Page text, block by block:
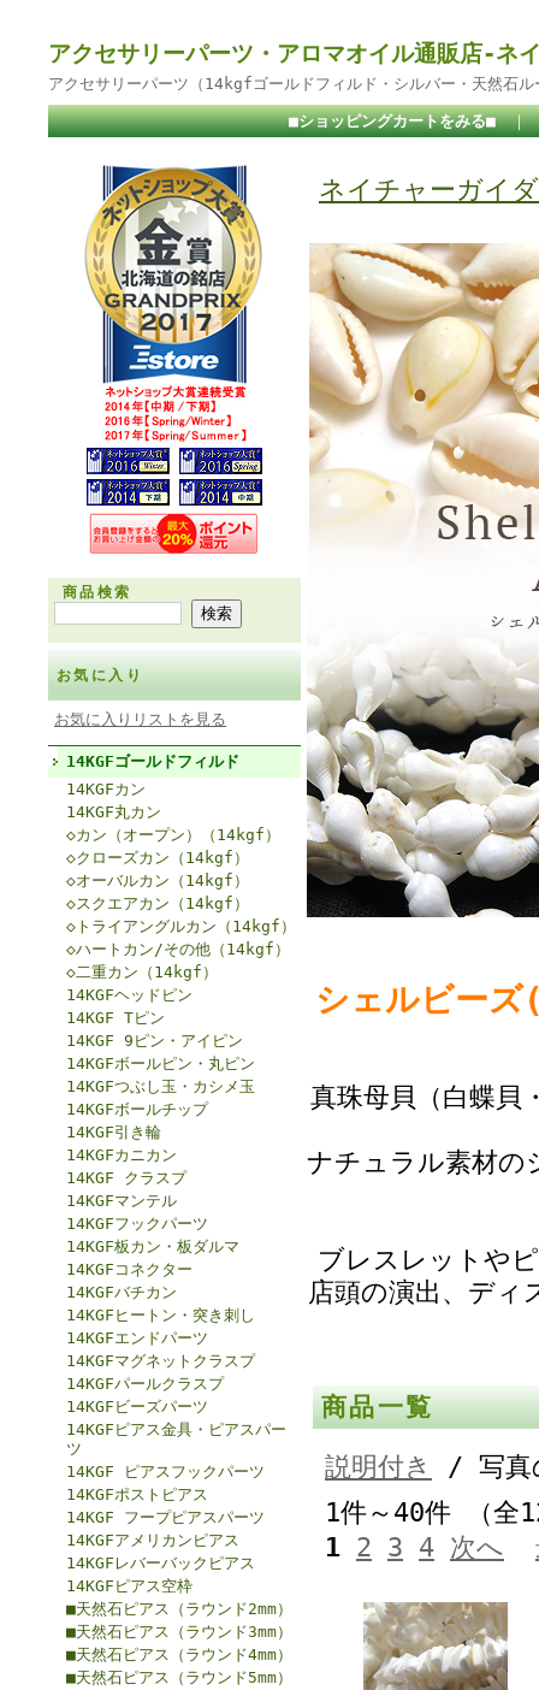
アクセサリーパーツ・アロマオイル通販店-ネ
アクセサリーパーツ（14kgfゴールドフィルド・シルバー・天然石
■ショッピングカートをみる■ ｜
商品検索
お気に入り
お気に入りリストを見る
14KGFゴールドフィルド
14KGFカン
14KGF丸カン
◇カン（オープン）（14kgf）
◇クローズカン（14kgf）
◇オーバルカン（14kgf）
◇スクエアカン（14kgf）
◇トライアングルカン（14kgf）
◇ハートカン/その他（14kgf）
◇二重カン（14kgf）
14KGFヘッドピン
14KGF Tピン
14KGF 9ピン・アイピン
14KGFボールピン・丸ピン
14KGFつぶし玉・カシメ玉
14KGFボールチップ
14KGF引き輪
14KGFカニカン
14KGF クラスプ
14KGFマンテル
14KGFフックパーツ
14KGF板カン・板ダルマ
14KGFコネクター
14KGFバチカン
14KGFヒートン・突き刺し
14KGFエンドパーツ
14KGFマグネットクラスプ
14KGFパールクラスプ
14KGFビーズパーツ
14KGFピアス金具・ピアスパー
ツ
14KGF ピアスフックパーツ
14KGFポストピアス
14KGF フープピアスパーツ
14KGFアメリカンピアス
14KGFレバーバックピアス
14KGFピアス空枠
■天然石ピアス（ラウンド2mm）
■天然石ピアス（ラウンド3mm）
■天然石ピアス（ラウンド4mm）
■天然石ピアス（ラウンド5mm）
ネイチャーガイ
シェルビー
真珠母貝（白蝶貝
ナチュラル素材の
ブレスレットや
店頭の演出、ディ
商品一覧
説明付き
/ 写真
1件～40件 （
1 2 3 4 次へ